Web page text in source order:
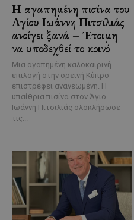
Η αγαπημένη πισίνα του
Αγίου Ιωάννη Πιτσιλιάς
ανοίγει ξανά – Έτοιμη
να υποδεχθεί το κοινό
Μια αγαπημένη καλοκαιρινή
επιλογή στην ορεινή Κύπρο
επιστρέφει ανανεωμένη. Η
υπαίθρια πισίνα στον Άγιο
Ιωάννη Πιτσιλιάς ολοκλήρωσε
τις...